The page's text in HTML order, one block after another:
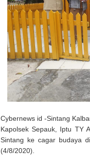
Cybernews id -Sintang
Kapolsek Sepauk, Iptu TY
Sintang ke cagar budaya
(4/8/2020).